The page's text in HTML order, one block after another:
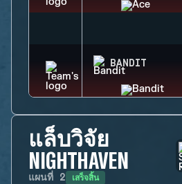
BANDIT
แล็บวิจัย
NIGHTHAVEN
แผนที่ 2 เสร็จสิ้น